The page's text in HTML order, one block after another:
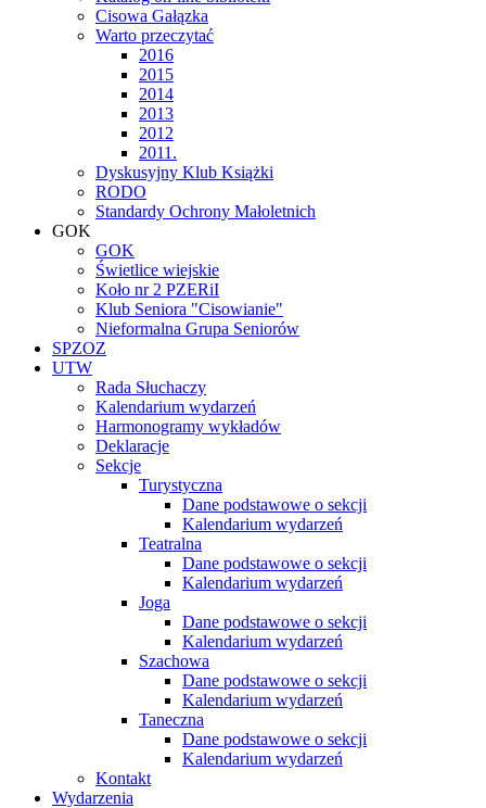
Cisowa Gałązka
Warto przeczytać
2016
2015
2014
2013
2012
2011.
Dyskusyjny Klub Książki
RODO
Standardy Ochrony Małoletnich
GOK
GOK
Świetlice wiejskie
Koło nr 2 PZERiI
Klub Seniora "Cisowianie"
Nieformalna Grupa Seniorów
SPZOZ
UTW
Rada Słuchaczy
Kalendarium wydarzeń
Harmonogramy wykładów
Deklaracje
Sekcje
Turystyczna
Dane podstawowe o sekcji
Kalendarium wydarzeń
Teatralna
Dane podstawowe o sekcji
Kalendarium wydarzeń
Joga
Dane podstawowe o sekcji
Kalendarium wydarzeń
Szachowa
Dane podstawowe o sekcji
Kalendarium wydarzeń
Taneczna
Dane podstawowe o sekcji
Kalendarium wydarzeń
Kontakt
Wydarzenia